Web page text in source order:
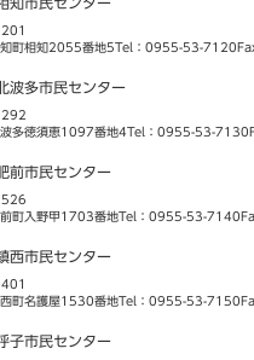
知町相知2055番地5Tel：0955-53-7120
波多市民センター
波多徳須恵1097番地4Tel：0955-53-7130
前市民センター
前町入野甲1703番地Tel：0955-53-7140
西市民センター
西町名護屋1530番地Tel：0955-53-7150
子市民センター